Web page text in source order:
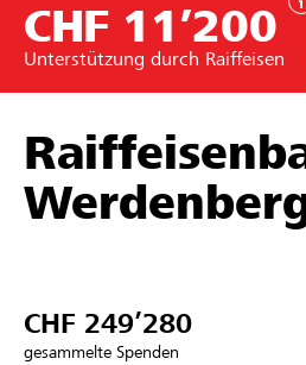
Unterstützen
Hilfe & Support
Partner /
Anmelden
Projekte und Organisationen
CHF 11’200
Unterstützung durch Raiffeisen
CHF 249’280
gesammelte Spenden